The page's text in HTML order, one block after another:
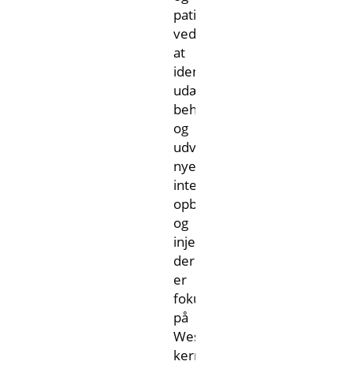
patienter
ved
at
identificere
udækkede
behov
og
udvikle
nye
integrerede
opbevarings-
og
injektionsløsninger,
der
er
fokuseret
på
Wests
kernesegmenter.